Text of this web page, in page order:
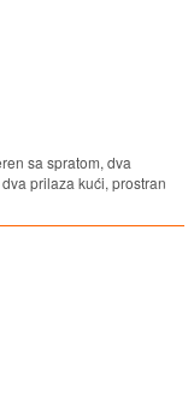
sa spratom, dva
prilaza kući, prostran